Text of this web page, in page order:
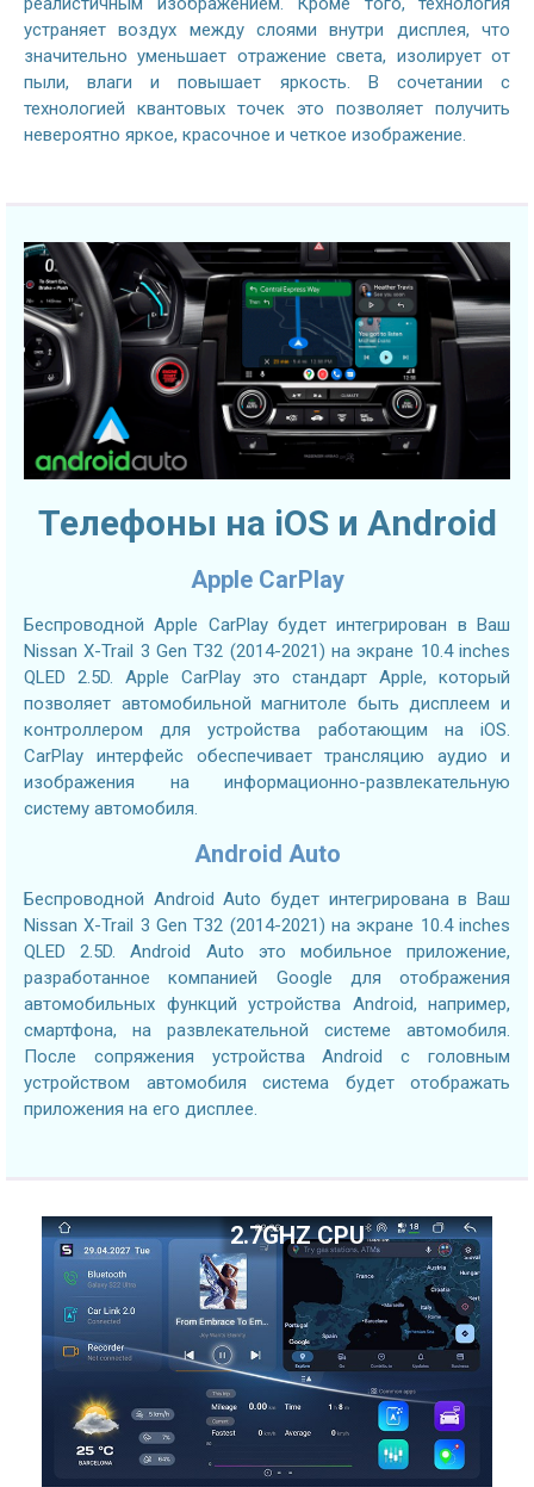
устраняет воздух между слоями внутри дисплея, что
значительно уменьшает отражение света, изолирует от
пыли, влаги и повышает яркость. В сочетании с
технологией квантовых точек это позволяет получить
невероятно яркое, красочное и четкое изображение.
Телефоны на iOS и Android
Apple CarPlay
Беспроводной Apple CarPlay будет интегрирован в Ваш
Nissan X-Trail 3 Gen T32 (2014-2021) на экране 10.4 inches
QLED 2.5D. Apple CarPlay это стандарт Apple, который
позволяет автомобильной магнитоле быть дисплеем и
контроллером для устройства работающим на iOS.
CarPlay интерфейс обеспечивает трансляцию аудио и
изображения на информационно-развлекательную
систему автомобиля.
Android Auto
Беспроводной Android Auto будет интегрирована в Ваш
Nissan X-Trail 3 Gen T32 (2014-2021) на экране 10.4 inches
QLED 2.5D. Android Auto это мобильное приложение,
разработанное компанией Google для отображения
автомобильных функций устройства Android, например,
смартфона, на развлекательной системе автомобиля.
После сопряжения устройства Android с головным
устройством автомобиля система будет отображать
приложения на его дисплее.
2.7GHZ CPU